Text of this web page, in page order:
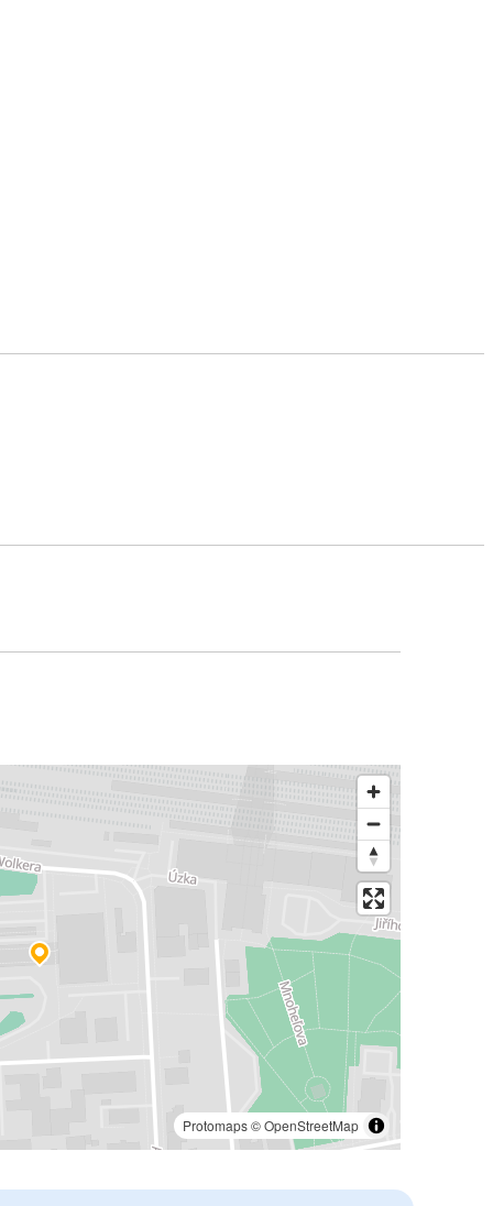
Protomaps©OpenStreetMap